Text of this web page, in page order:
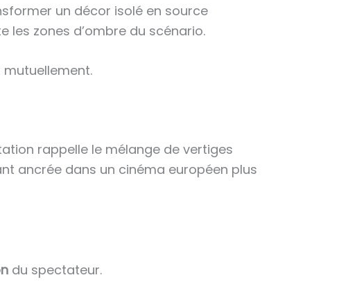
un décor isolé en source
les zones d’ombre du scénario.
rappelle le mélange de vertiges
ancrée dans un cinéma européen plus
du spectateur.